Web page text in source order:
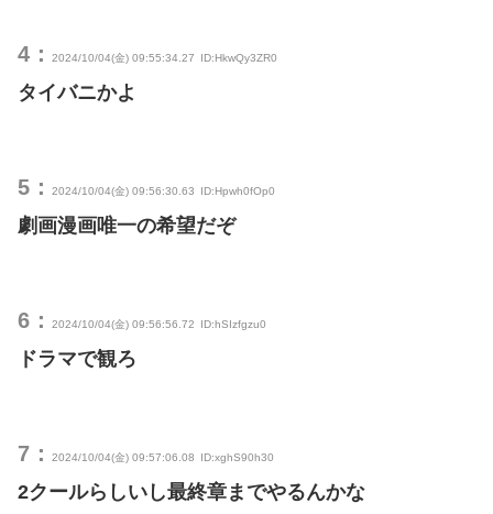
4： 2024/10/04(金) 09:55:34.27 ID:HkwQy3ZR0
タイバニかよ
5： 2024/10/04(金) 09:56:30.63 ID:Hpwh0fOp0
劇画漫画唯一の希望だぞ
6： 2024/10/04(金) 09:56:56.72 ID:hSIzfgzu0
ドラマで観ろ
7： 2024/10/04(金) 09:57:06.08 ID:xghS90h30
2クールらしいし最終章までやるんかな